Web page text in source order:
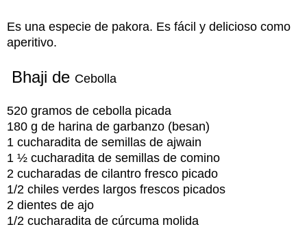
Es una especie de pakora. Es fácil y delicioso como
aperitivo.
Bhaji de Cebolla
520 gramos de cebolla picada
180 g de harina de garbanzo (besan)
1 cucharadita de semillas de ajwain
1 ½ cucharadita de semillas de comino
2 cucharadas de cilantro fresco picado
1/2 chiles verdes largos frescos picados
2 dientes de ajo
1/2 cucharadita de cúrcuma molida